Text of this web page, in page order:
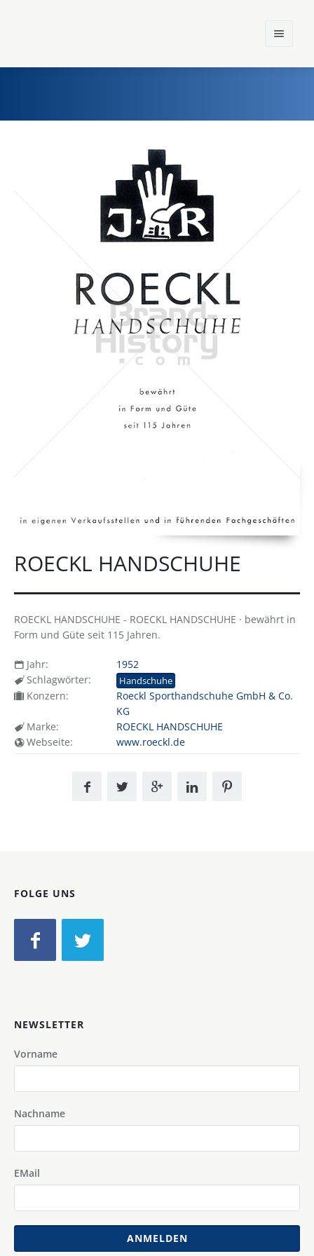
Marken
Konzerne
ROECKL HANDSCHUHE
ROECKL HANDSCHUHE - ROECKL HANDSCHUHE · bewährt in
Form und Güte seit 115 Jahren.
Jahr:
1952
Schlagwörter:
Handschuhe
Konzern:
Roeckl Sporthandschuhe GmbH & Co.
KG
Marke:
ROECKL HANDSCHUHE
Webseite:
www.roeckl.de
FOLGE UNS
NEWSLETTER
Vorname
Nachname
EMail
ANMELDEN